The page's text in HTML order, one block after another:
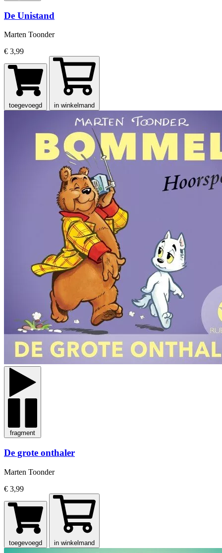
De Unistand
Marten Toonder
€ 3,99
toegevoegd in winkelmand
fragment
De grote onthaler
Marten Toonder
€ 3,99
toegevoegd in winkelmand